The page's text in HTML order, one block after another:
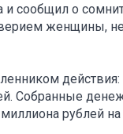
и сообщил о
женщины,
действия:
Собранные
рублей на